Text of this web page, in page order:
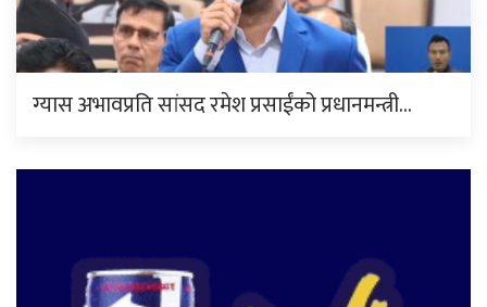
ग्यास अभावप्रति सांसद रमेश प्रसाईंको प्रधानमन्त्री…